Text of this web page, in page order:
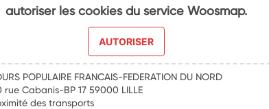
autoriser les cookies du service Woosmap.
AUTORISER
POPULAIRE FRANCAIS-FEDERATION DU NORD
rue Cabanis-BP 17 59000 LILLE
des transports